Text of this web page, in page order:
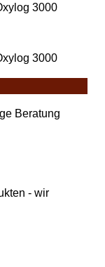
3000
3000
Beratung
- wir